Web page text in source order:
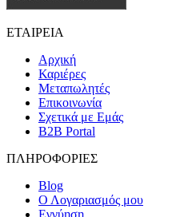
ΕΤΑΙΡΕΙΑ
Αρχική
Καριέρες
Μεταπωλητές
Επικοινωνία
Σχετικά με Εμάς
B2B Portal
ΠΛΗΡΟΦΟΡΙΕΣ
Blog
Ο Λογαριασμός μου